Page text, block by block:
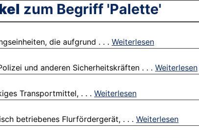
zum Begriff 'Palette'
die aufgrund . . . Weiterlesen
und anderen Sicherheitskräften . . . Weiterlesen
Transportmittel, . . . Weiterlesen
betriebenes Flurfördergerät, . . . Weiterlesen